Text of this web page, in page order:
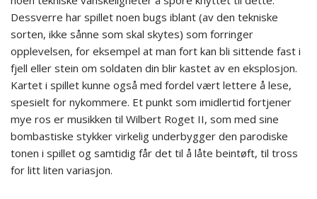
Dessverre har spillet noen bugs iblant (av den tekniske
sorten, ikke sånne som skal skytes) som forringer
opplevelsen, for eksempel at man fort kan bli sittende fast i
fjell eller stein om soldaten din blir kastet av en eksplosjon.
Kartet i spillet kunne også med fordel vært lettere å lese,
spesielt for nykommere. Et punkt som imidlertid fortjener
mye ros er musikken til Wilbert Roget II, som med sine
bombastiske stykker virkelig underbygger den parodiske
tonen i spillet og samtidig får det til å låte beintøft, til tross
for litt liten variasjon.